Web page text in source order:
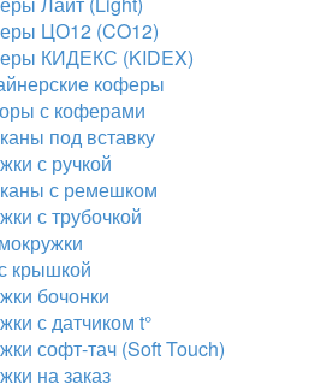
ЦО12 (CO12)
КИДЕКС (KIDEX)
коферы
с коферами
под вставку
с ручкой
с ремешком
с трубочкой
крышкой
бочонки
с датчиком t°
софт-тач (Soft Touch)
на заказ